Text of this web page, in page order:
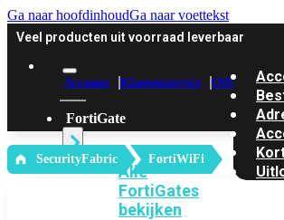
Ga naar hoofdinhoudGa naar voettekst
Veel producten uit voorraad leverbaar
Account Klantenservice Offerte
FortiGate
Alle
FortiGates
bekijken
‎ SecurityFabric FortiWiFi